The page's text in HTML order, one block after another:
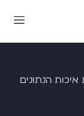
איכות הנתונים